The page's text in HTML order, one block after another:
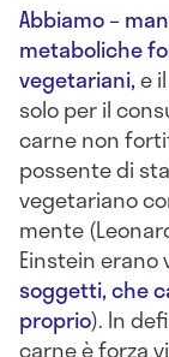
Abbiamo –
metaboliche
vegetariani,e
solo per il
carne non
possente di
vegetariano
mente
Einstein erano
soggetti, che
proprio). In
carne è forza